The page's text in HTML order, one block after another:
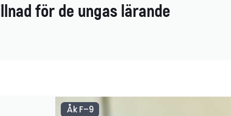
för de ungas lärande
Åk F–9